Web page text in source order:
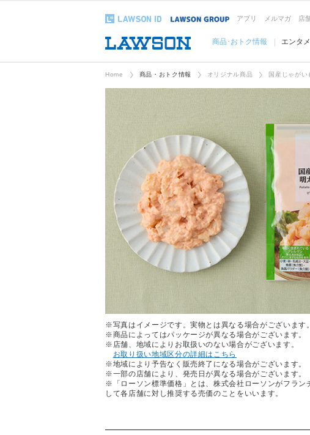
アプリ メルマガ 店
商品･おトク情報 エンタ
Home 商品・おトク情報 オリジナル商品 国産じゃがい
※写真はイメージです。実物とは異なる場合がございます。
※商品によってはパッケージが異なる場合がございます。
※店舗、地域によりお取扱いのない場合がございます。
お取り扱い地域区分の詳細はこちら
※地域により予告なく販売終了になる場合がございます。
※一部の店舗により、発売日が異なる場合がございます。
※「ローソン標準価格」とは、株式会社ローソンがフラン
して各店舗に対し推奨する売価のことをいいます。